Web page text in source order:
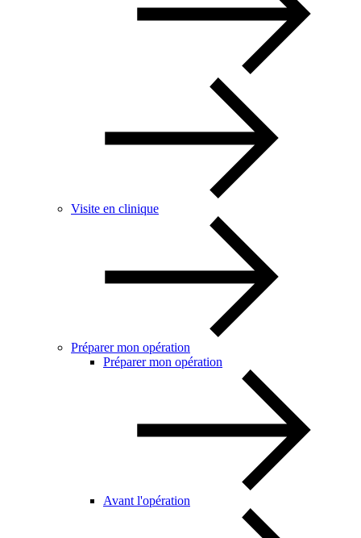
Visite en clinique
Préparer mon opération
Préparer mon opération
Avant l'opération